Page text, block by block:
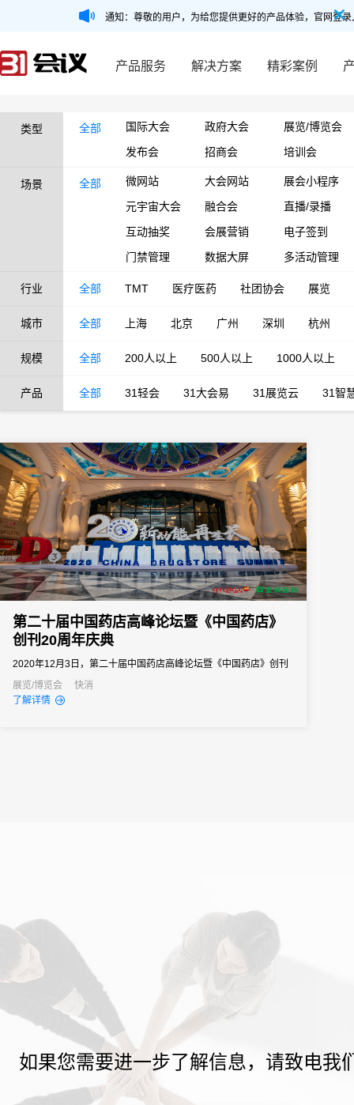
通知：尊敬的用户，为给您提供更好的产品体验，官网登
产品服务 解决方案 精彩案例
类型 全部 国际大会 政府大会
展览/博览会
发布会
招商会 培训会
场景 全部 微网站 大会网站
展会小程序
元宇宙大会
融合会
直播/录播
互动抽奖
会展营销
电子签到
门禁管理
数据大屏 多活动管理
行业 全部 TMT 医疗医药 社团协会 展览
城市 全部 上海 北京 广州 深圳 杭州
规模 全部 200人以上 500人以上 1000人以上
产品 全部 31轻会 31大会易 31展览云 31智
第二十届中国药店高峰论坛暨《中国药店》
创刊20周年庆典
2020年12月3日，第二十届中国药店高峰论坛暨《中国药店》创刊
20周年庆典在山东青岛开幕，论坛全程采用数智化管理手段，31会
议作为中国数字会展新基建的重要推动者，为本次大会提供了从前
展览/博览会
快消
了解详情
如果您需要进一步了解信息，请致电我